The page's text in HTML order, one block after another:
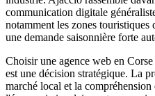
communication digitale
notamment les zones
une demande saisonnière forte
Choisir une agence web en
est une décision stratégique. La
marché local et la compréhension